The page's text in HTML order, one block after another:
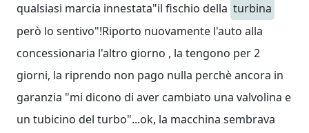
qualsiasi marcia innestata"il fischio della turbina
però lo sentivo"!Riporto nuovamente l'auto alla
concessionaria l'altro giorno , la tengono per 2
giorni, la riprendo non pago nulla perchè ancora in
garanzia "mi dicono di aver cambiato una valvolina e
un tubicino del turbo"...ok, la macchina sembrava